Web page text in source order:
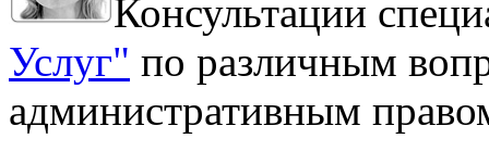
Консультации
Услуг" по различным
административным